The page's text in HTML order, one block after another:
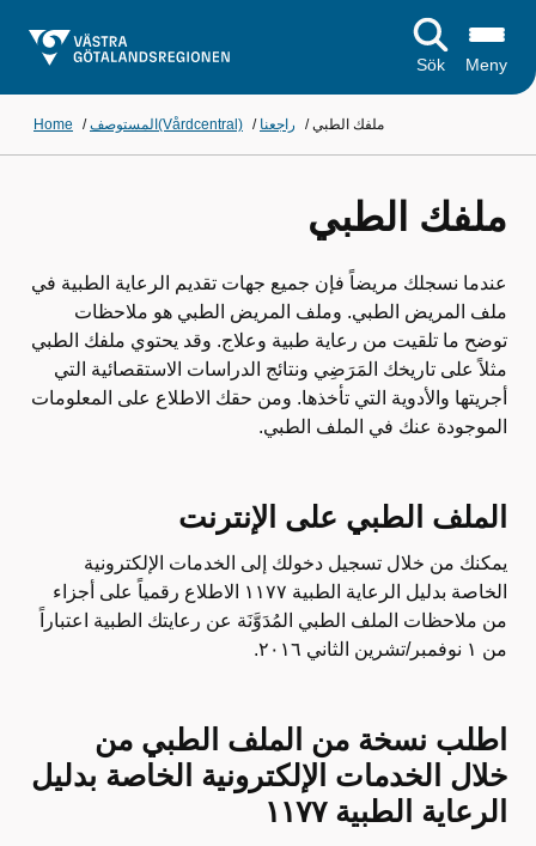
Sök Meny
Home / المستوصف(Vårdcentral) / راجعنا /ملفك الطبي
ملفك الطبي
عندما نسجلك مريضاً فإن جميع جهات تقديم الرعاية الطبية في
ملف المريض الطبي. وملف المريض الطبي هو ملاحظات
توضح ما تلقيت من رعاية طبية وعلاج. وقد يحتوي ملفك الطبي
مثلاً على تاريخك المَرَضِي ونتائج الدراسات الاستقصائية التي
أجريتها والأدوية التي تأخذها. ومن حقك الاطلاع على المعلومات
الموجودة عنك في الملف الطبي.
الملف الطبي على الإنترنت
يمكنك من خلال تسجيل دخولك إلى الخدمات الإلكترونية
الخاصة بدليل الرعاية الطبية ١١٧٧ الاطلاع رقمياً على أجزاء
من ملاحظات الملف الطبي المُدَوَّنَة عن رعايتك الطبية اعتباراً
من ١ نوفمبر/تشرين الثاني ٢٠١٦.
اطلب نسخة من الملف الطبي من
خلال الخدمات الإلكترونية الخاصة بدليل
الرعاية الطبية ١١٧٧